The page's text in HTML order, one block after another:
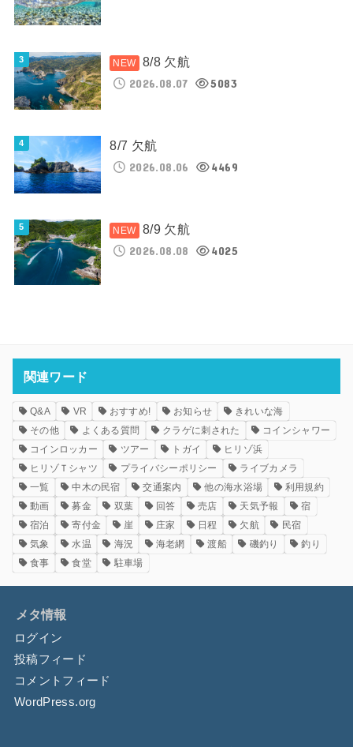
8/8 欠航
2026.08.07
5083
8/7 欠航
2026.08.06
4469
8/9 欠航
2026.08.08
4025
関連ワード
Q&A VR おすすめ! お知らせ
きれいな海
その他
よくある質問 クラゲに刺された
コインシャワー
コインロッカー
ツアー トガイ
ヒリゾ浜
ヒリゾＴシャツ
プライバシーポリシー
ライブカメラ
一覧
中木の民宿 交通案内 他の海水浴場
利用規約
動画
募金 双葉 回答 売店 天気予報
宿
宿泊
寄付金 崖 庄家 日程 欠航
民宿
気象
水温 海況 海老網 渡船 磯釣り
釣り
食事
食堂 駐車場
メタ情報
ログイン
投稿フィード
コメントフィード
WordPress.org